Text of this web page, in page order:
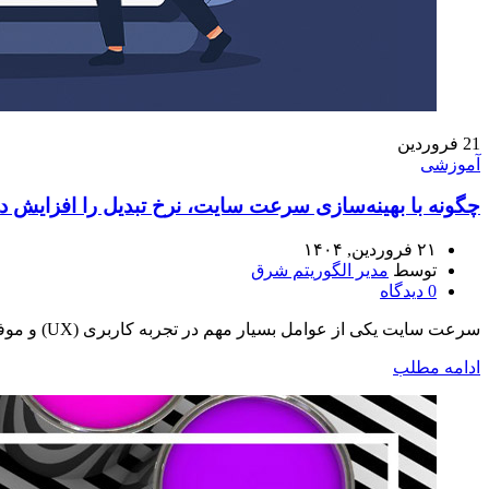
21 فروردین
آموزشی
چگونه با بهینه‌سازی سرعت سایت، نرخ تبدیل را افزایش
۲۱ فروردین, ۱۴۰۴
توسط مدیر الگوریتم شرق
0 دیدگاه
سرعت سایت یکی از عوامل بسیار مهم در تجربه کاربری (UX) و موفقیت در سئو است. اما چیزی که بسیاری از کسب‌وکارها آن را دست کم می‌گ...
ادامه مطلب